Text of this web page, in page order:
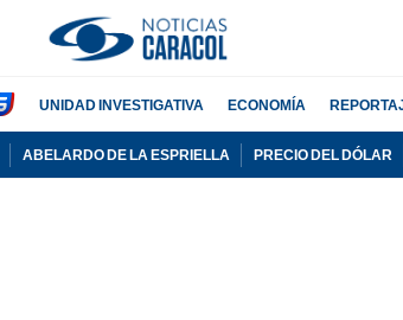
UNIDAD INVESTIGATIVA ECONOMÍA
ABELARDO DE LA ESPRIELLA PRECIO DEL DÓLAR